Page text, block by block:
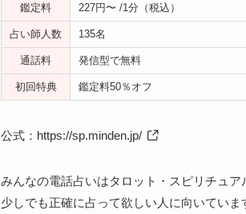
鑑定料 227円〜 /1分（税込）
占い師人数 135名
通話料 発信型で無料
初回特典 鑑定料50％オフ
公式： https://sp.minden.jp/
みんなの電話占いはタロット・スピリチュ
少しでも正確に占って欲しい人に向いていま